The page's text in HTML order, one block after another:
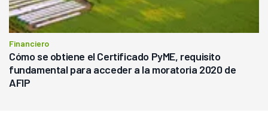
Financiero
Cómo se obtiene el Certificado PyME, requisito
fundamental para acceder a la moratoria 2020 de
AFIP